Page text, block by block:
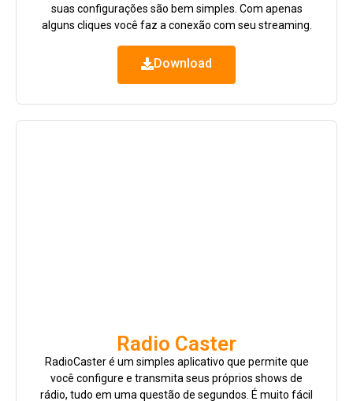
suas configurações são bem simples. Com apenas
alguns cliques você faz a conexão com seu streaming.
Download
Radio Caster
RadioCaster é um simples aplicativo que permite que
você configure e transmita seus próprios shows de
rádio, tudo em uma questão de segundos. É muito fácil